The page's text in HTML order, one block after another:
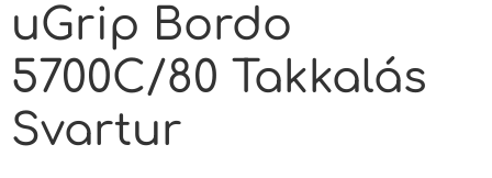
uGrip Bordo
5700C/80 Takkalás
Svartur